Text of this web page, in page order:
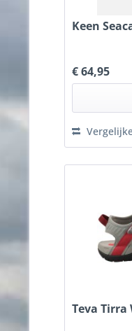
Keen
€ 64,95
Teva Tirra